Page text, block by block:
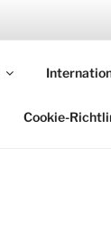
Cookie-